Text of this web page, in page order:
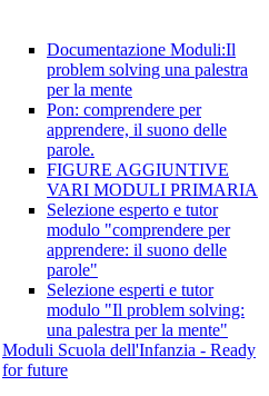
Documentazione Moduli:Il
problem solving una palestra
per la mente
Pon: comprendere per
apprendere, il suono delle
parole.
FIGURE AGGIUNTIVE
VARI MODULI PRIMARIA
Selezione esperto e tutor
modulo "comprendere per
apprendere: il suono delle
parole"
Selezione esperti e tutor
modulo "Il problem solving:
una palestra per la mente"
Moduli Scuola dell'Infanzia - Ready
for future